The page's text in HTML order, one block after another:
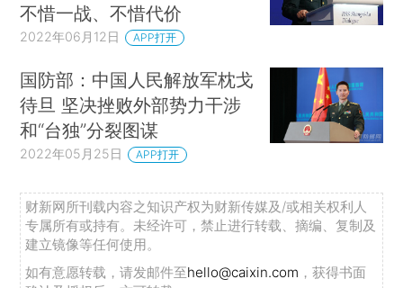
不惜一战、不惜代价
2022年06月12日 APP打开
国防部：中国人民解放军枕戈
待旦 坚决挫败外部势力干涉
和“台独”分裂图谋
2022年05月25日 APP打开
财新网所刊载内容之知识产权为财新传媒及/或相关权利人
专属所有或持有。未经许可，禁止进行转载、摘编、复制及
建立镜像等任何使用。
如有意愿转载，请发邮件至hello@caixin.com ，获得书面